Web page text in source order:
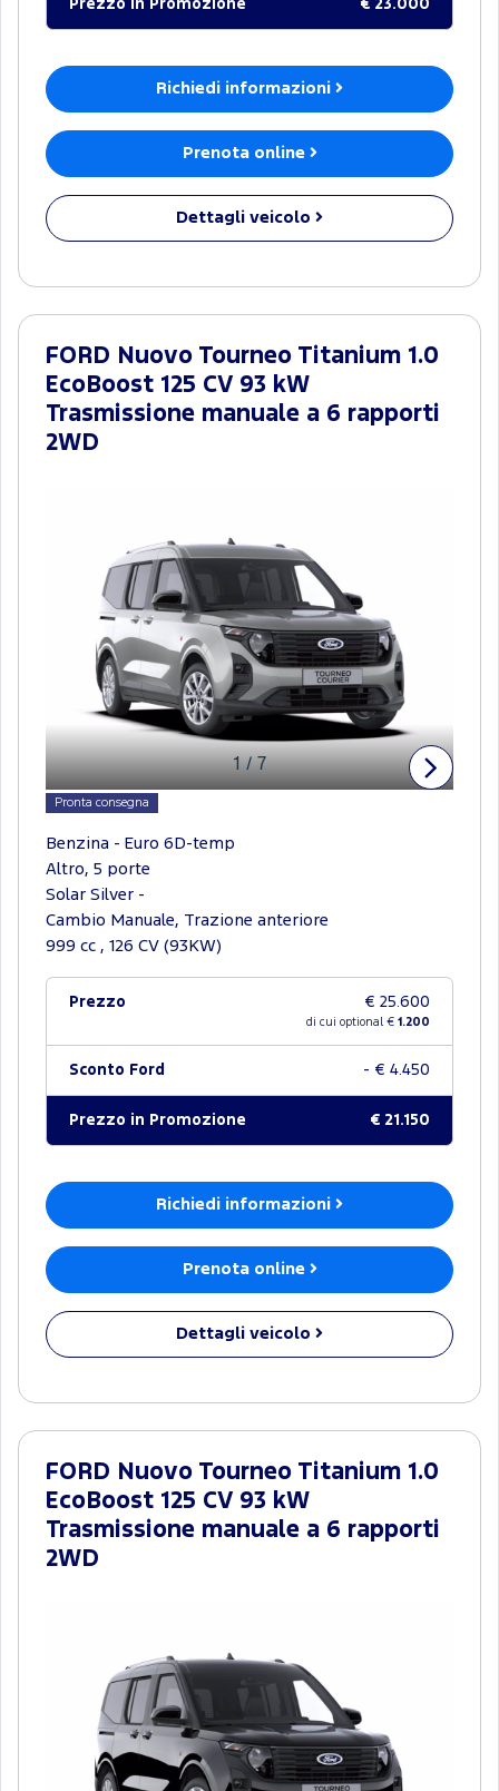
Prezzo in Promozione € 23.000
Richiedi informazioni
Prenota online
Dettagli veicolo
FORD Nuovo Tourneo Titanium 1.0
EcoBoost 125 CV 93 kW
Trasmissione manuale a 6 rapporti
2WD
1/7
Pronta consegna
Benzina - Euro 6D-temp
Altro, 5 porte
Solar Silver -
Cambio Manuale, Trazione anteriore
999 cc , 126 CV (93KW)
Prezzo € 25.600
di cui optional € 1.200
Sconto Ford - € 4.450
Prezzo in Promozione € 21.150
Richiedi informazioni
Prenota online
Dettagli veicolo
FORD Nuovo Tourneo Titanium 1.0
EcoBoost 125 CV 93 kW
Trasmissione manuale a 6 rapporti
2WD